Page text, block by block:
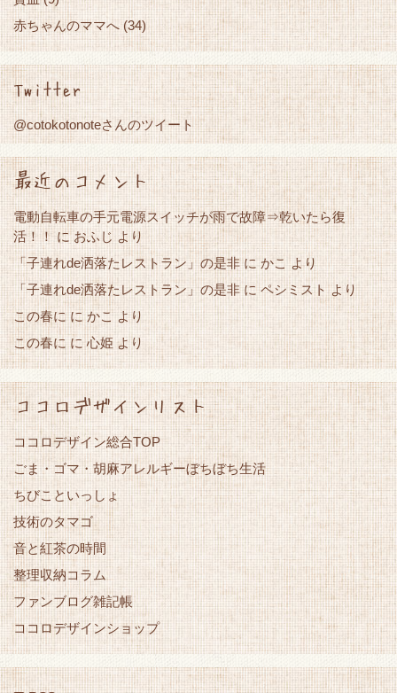
赤ちゃんのママへ (34)
Twitter
@cotokotonoteさんのツイート
最近のコメント
電動自転車の手元電源スイッチが雨で故障⇒乾いたら復
活！！ に おふじ より
「子連れde洒落たレストラン」の是非 に かこ より
「子連れde洒落たレストラン」の是非 に ペシミスト より
この春に に かこより
この春に に 心姫 より
ココロデザインリスト
ココロデザイン総合TOP
ごま・ゴマ・胡麻アレルギーぼちぼち生活
ちびこといっしょ
技術のタマゴ
音と紅茶の時間
整理収納コラム
ファンブログ雑記帳
ココロデザインショップ